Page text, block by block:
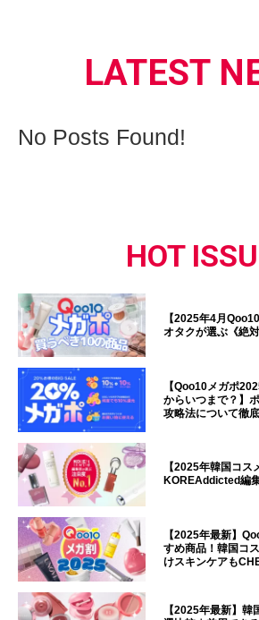
LATEST
No Posts Found!
HOT
【2025年4月
オタクが選ぶ《絶
【Qoo10メガポ
からいつまで？】
攻略法について徹
【2025年韓国コス
KOREAddicted編
【2025年最新】
すめ商品！韓国コ
けスキンケアも
【2025年最新】